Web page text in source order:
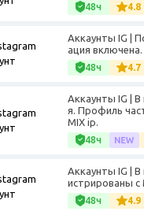
48ч 4.8
Аккаунты IG |
ация включена.
48ч 4.7
Аккаунты IG |
я. Профиль
MIX ip.
48ч
Аккаунты IG |
истрированы с
48ч 4.9